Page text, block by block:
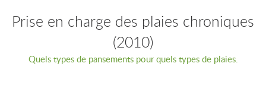
Prise en charge des plaies chroniques
(2010)
Quels types de pansements pour quels types de plaies.